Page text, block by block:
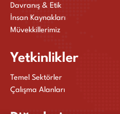
Davranış & Etik
İnsan Kaynakları
Müvekkillerimiz
Yetkinlikler
Temel Sektörler
Çalışma Alanları